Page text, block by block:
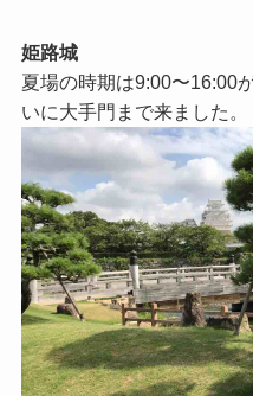
姫路城
夏場の時期は9:00〜16:00
いに大手門まで来ました。